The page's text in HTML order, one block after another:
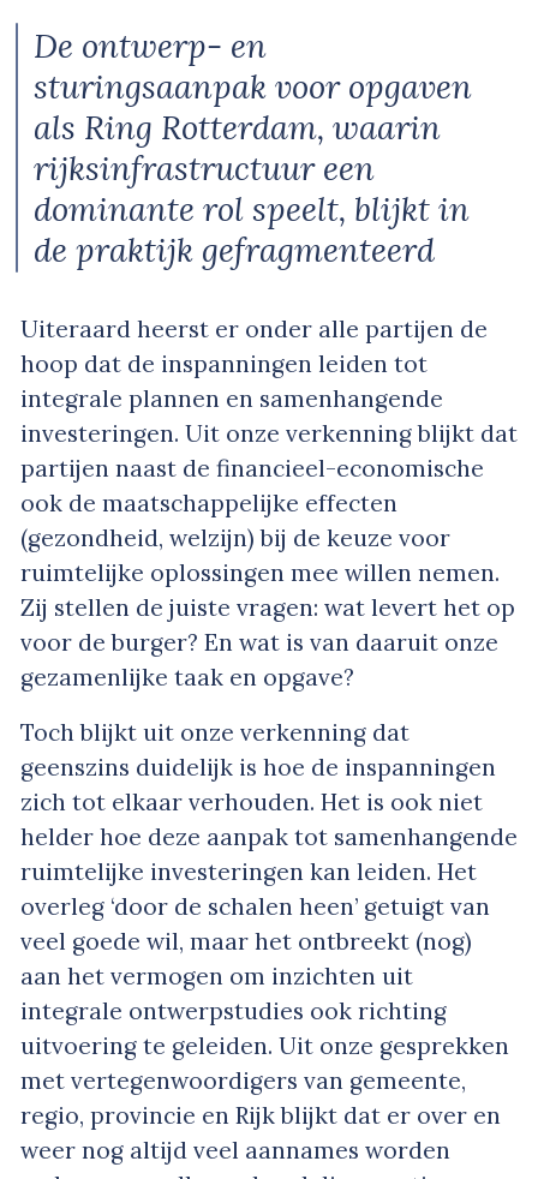
De ontwerp- en
sturingsaanpak voor opgaven
als Ring Rotterdam, waarin
rijksinfrastructuur een
dominante rol speelt, blijkt in
de praktijk gefragmenteerd
Uiteraard heerst er onder alle partijen de
hoop dat de inspanningen leiden tot
integrale plannen en samenhangende
investeringen. Uit onze verkenning blijkt dat
partijen naast de financieel-economische
ook de maatschappelijke effecten
(gezondheid, welzijn) bij de keuze voor
ruimtelijke oplossingen mee willen nemen.
Zij stellen de juiste vragen: wat levert het op
voor de burger? En wat is van daaruit onze
gezamenlijke taak en opgave?
Toch blijkt uit onze verkenning dat
geenszins duidelijk is hoe de inspanningen
zich tot elkaar verhouden. Het is ook niet
helder hoe deze aanpak tot samenhangende
ruimtelijke investeringen kan leiden. Het
overleg ‘door de schalen heen’ getuigt van
veel goede wil, maar het ontbreekt (nog)
aan het vermogen om inzichten uit
integrale ontwerpstudies ook richting
uitvoering te geleiden. Uit onze gesprekken
met vertegenwoordigers van gemeente,
regio, provincie en Rijk blijkt dat er over en
weer nog altijd veel aannames worden